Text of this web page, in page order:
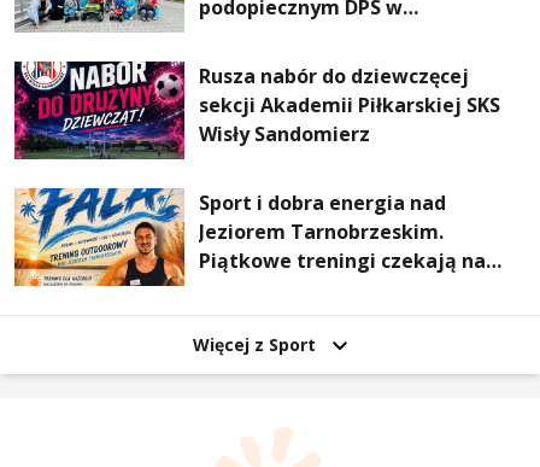
podopiecznym DPS w
Rusza nabór do dziewczęcej
sekcji Akademii Piłkarskiej SKS
Wisły Sandomierz
Sport i dobra energia nad
Jeziorem Tarnobrzeskim.
Piątkowe treningi czekają na
Więcej z Sport